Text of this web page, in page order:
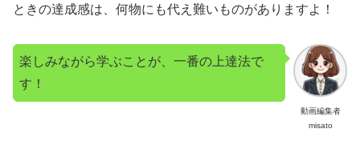
ときの達成感は、何物にも代え難いものがありますよ！
動画編集者
misato
楽しみながら学ぶことが、一番の上達法で
す！